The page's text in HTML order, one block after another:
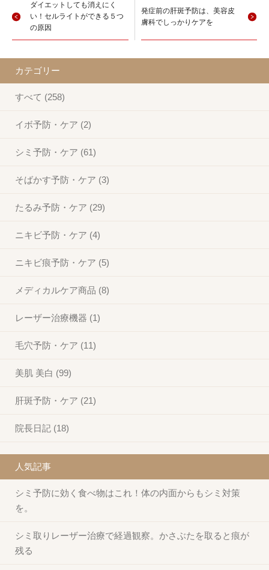
ダイエットしても消えにく
い！セルライトができる５つ
の原因
発症前の肝斑予防は、美容皮
膚科でしっかりケアを
カテゴリー
すべて (258)
イボ予防・ケア (2)
シミ予防・ケア (61)
そばかす予防・ケア (3)
たるみ予防・ケア (29)
ニキビ予防・ケア (4)
ニキビ痕予防・ケア (5)
メディカルケア商品 (8)
レーザー治療機器 (1)
毛穴予防・ケア (11)
美肌 美白 (99)
肝斑予防・ケア (21)
院長日記 (18)
人気記事
シミ予防に効く食べ物はこれ！体の内面からもシミ対策
を。
シミ取りレーザー治療で経過観察。かさぶたを取ると痕が
残る